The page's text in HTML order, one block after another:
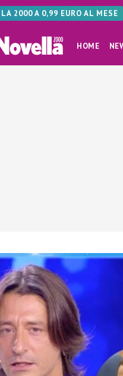
2000 A 0,99 EURO AL MESE
HOME